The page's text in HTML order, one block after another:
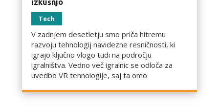
izkušnjo
Tech
V zadnjem desetletju smo priča hitremu
razvoju tehnologij navidezne resničnosti, ki
igrajo ključno vlogo tudi na področju
igralništva. Vedno več igralnic se odloča za
uvedbo VR tehnologije, saj ta omo